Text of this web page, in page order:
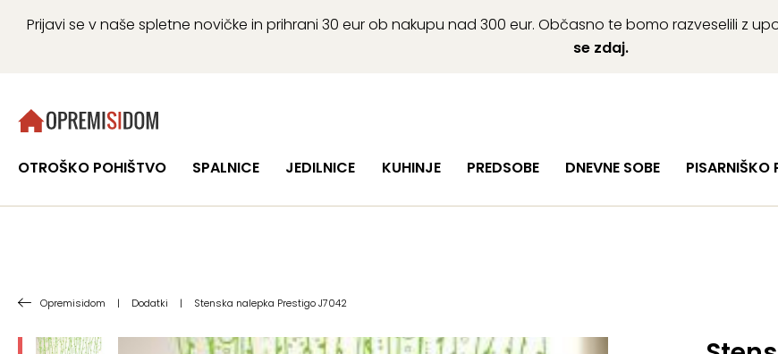
Prijavi se v naše spletne novičke in prihrani 30 eur ob nakupu nad 300 eur. Občasno te bomo razveselili z
se zdaj.
OTROŠKO POHIŠTVO SPALNICE JEDILNICE KUHINJE PREDSOBE DNEVNE SOBE PISARNIŠKO
Opremisidom | Dodatki | Stenska nalepka Prestigo J7042